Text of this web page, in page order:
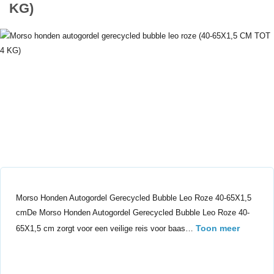
KG)
Morso Honden Autogordel Gerecycled Bubble Leo Roze 40-65X1,5
cmDe Morso Honden Autogordel Gerecycled Bubble Leo Roze 40-
65X1,5 cm zorgt voor een veilige reis voor baas… Toon meer